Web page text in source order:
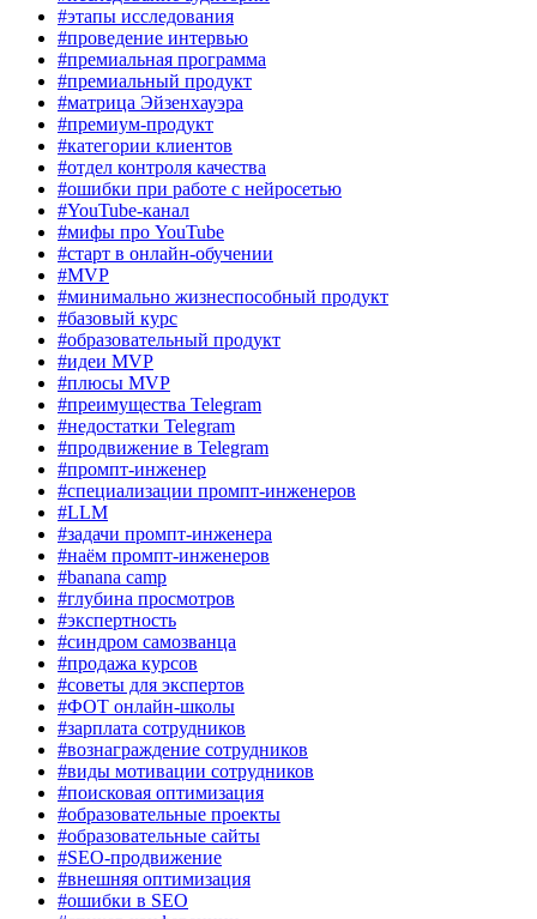
#этапы исследования
#проведение интервью
#премиальная программа
#премиальный продукт
#матрица Эйзенхауэра
#премиум-продукт
#категории клиентов
#отдел контроля качества
#ошибки при работе с нейросетью
#YouTube-канал
#мифы про YouTube
#старт в онлайн-обучении
#MVP
#минимально жизнеспособный продукт
#базовый курс
#образовательный продукт
#идеи MVP
#плюсы MVP
#преимущества Telegram
#недостатки Telegram
#продвижение в Telegram
#промпт-инженер
#специализации промпт-инженеров
#LLM
#задачи промпт-инженера
#наём промпт-инженеров
#banana camp
#глубина просмотров
#экспертность
#синдром самозванца
#продажа курсов
#советы для экспертов
#ФОТ онлайн-школы
#зарплата сотрудников
#вознаграждение сотрудников
#виды мотивации сотрудников
#поисковая оптимизация
#образовательные проекты
#образовательные сайты
#SEO-продвижение
#внешняя оптимизация
#ошибки в SEO